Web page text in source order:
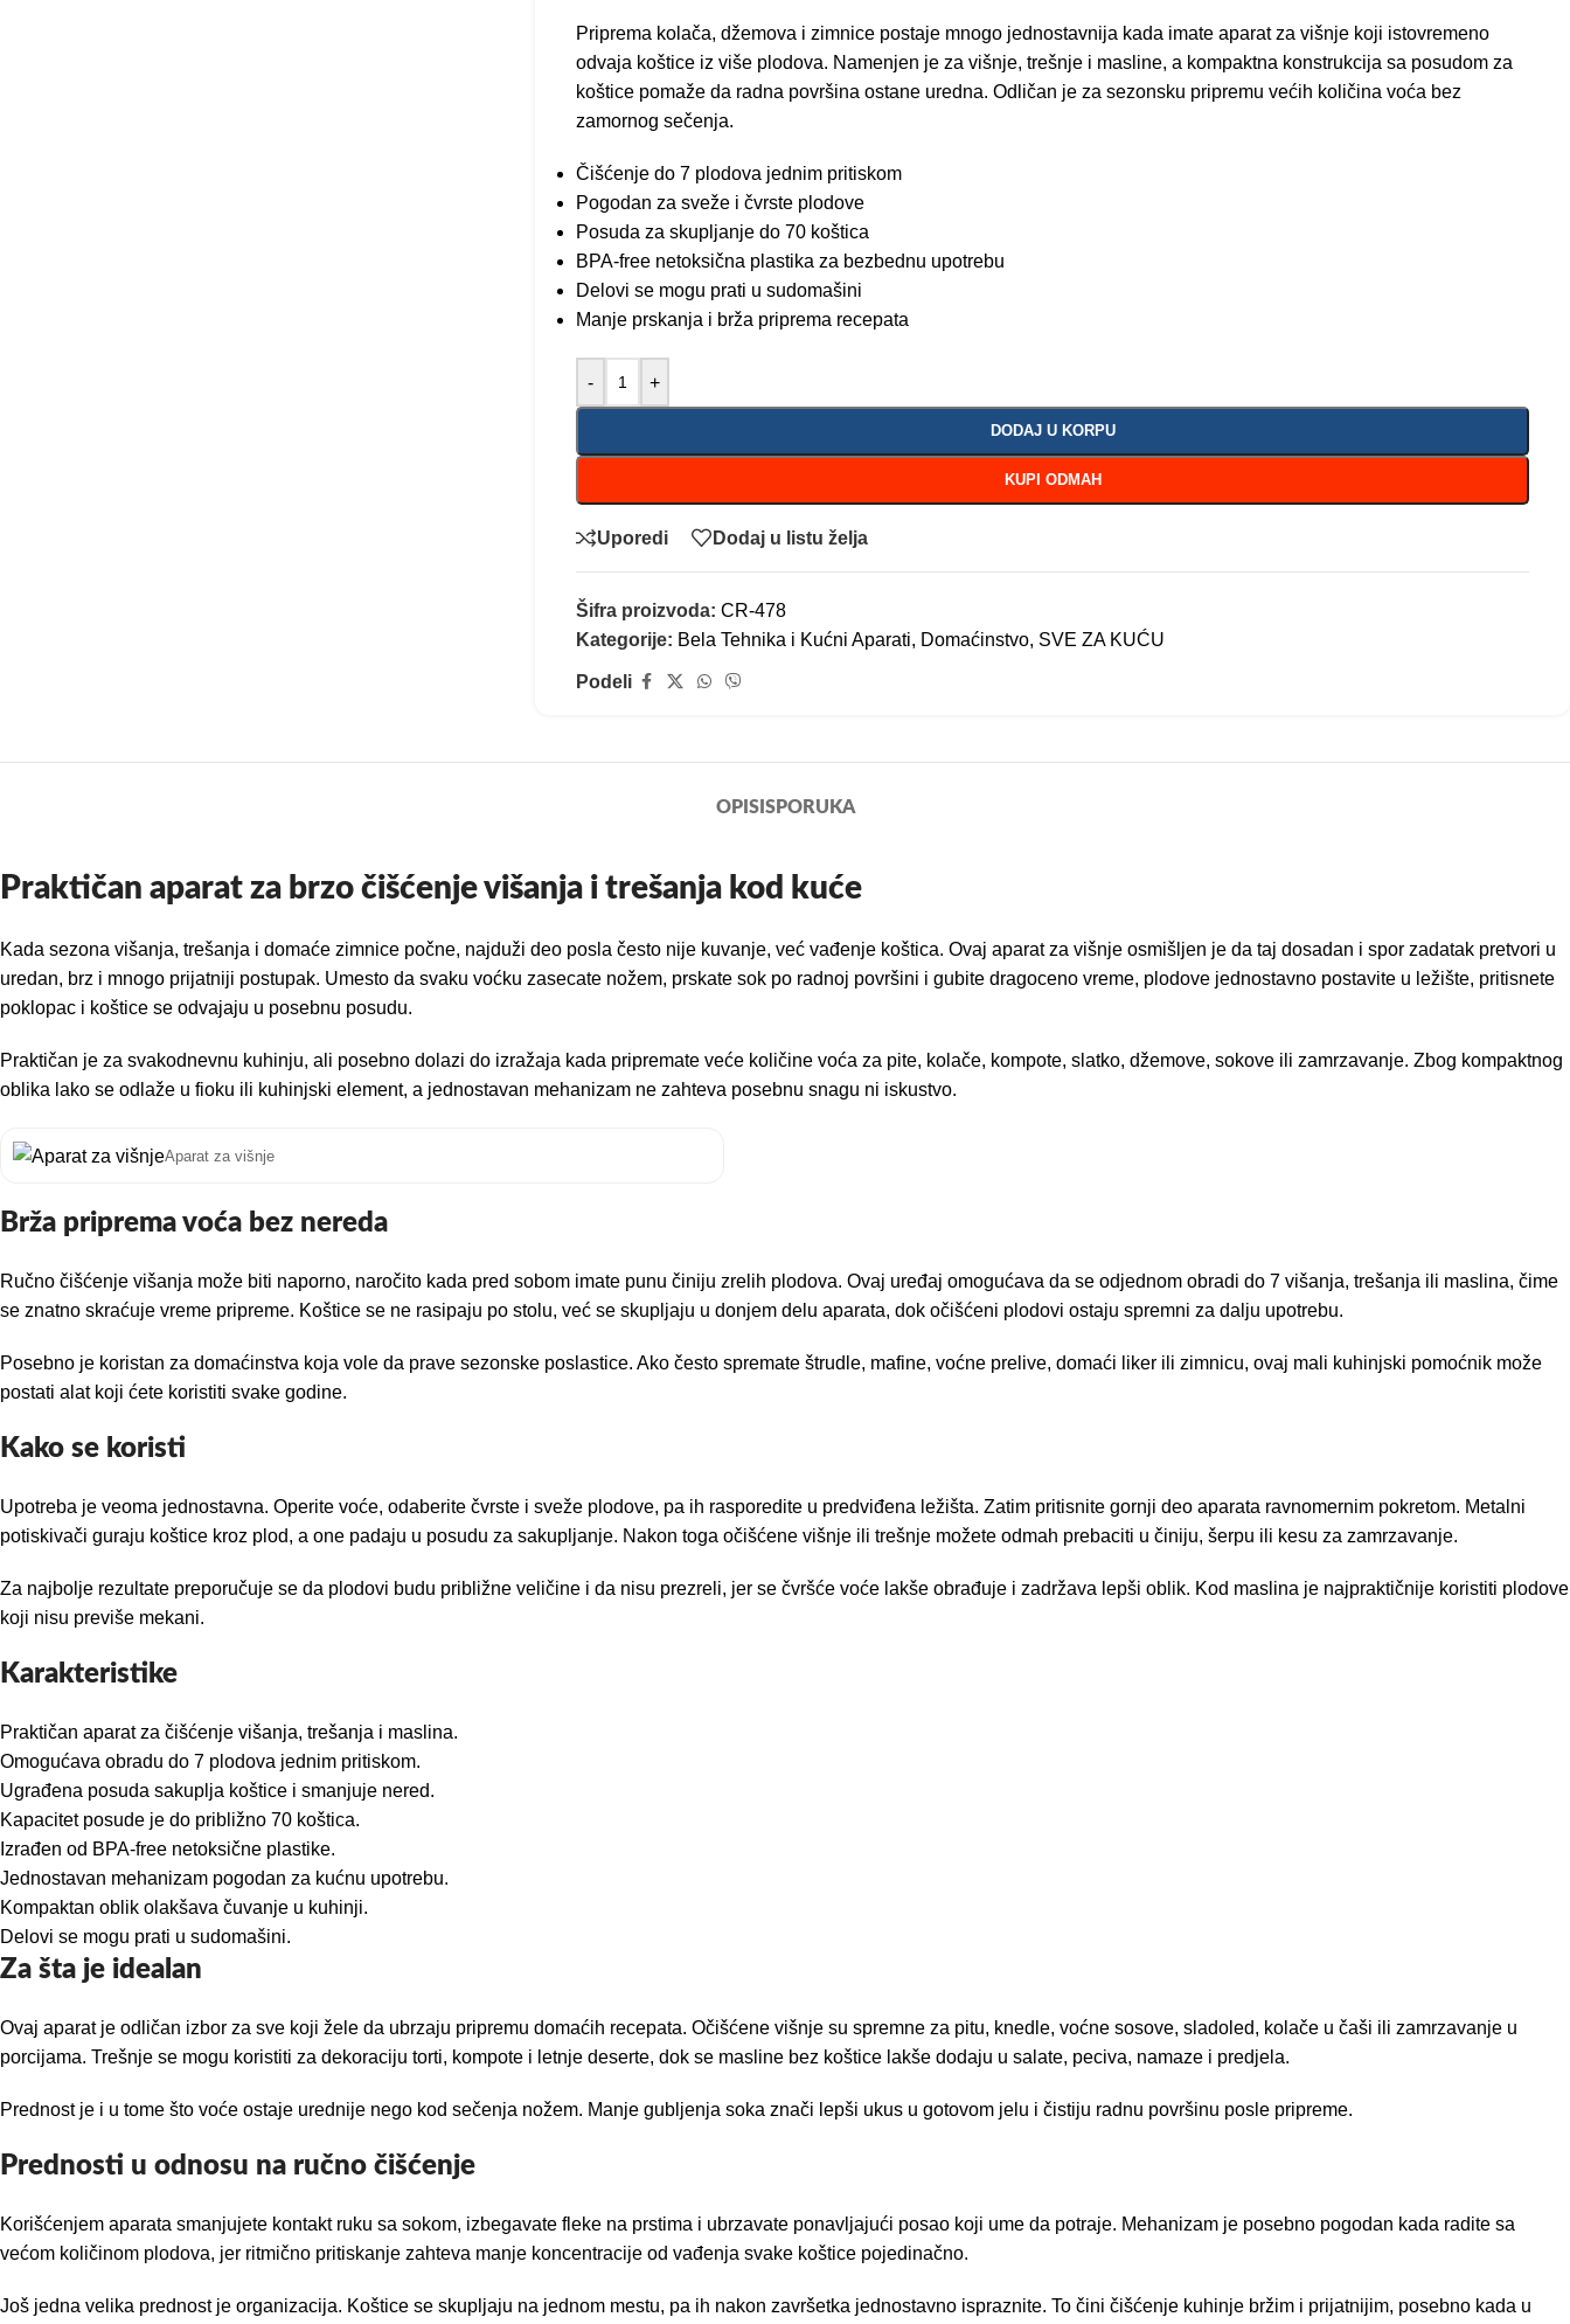
Priprema kolača, džemova i zimnice postaje mnogo jednostavnija kada imate aparat za višnje koji istovremeno
odvaja koštice iz više plodova. Namenjen je za višnje, trešnje i masline, a kompaktna konstrukcija sa posudom za
koštice pomaže da radna površina ostane uredna. Odličan je za sezonsku pripremu većih količina voća bez
zamornog sečenja.
Čišćenje do 7 plodova jednim pritiskom
Pogodan za sveže i čvrste plodove
Posuda za skupljanje do 70 koštica
BPA-free netoksična plastika za bezbednu upotrebu
Delovi se mogu prati u sudomašini
Manje prskanja i brža priprema recepata
- +
DODAJ U KORPU
KUPI ODMAH
Uporedi Dodaj u listu želja
Šifra proizvoda: CR-478
Kategorije: Bela Tehnika i Kućni Aparati, Domaćinstvo, SVE ZA KUĆU
Podeli
OPISISPORUKA
Praktičan aparat za brzo čišćenje višanja i trešanja kod kuće
Kada sezona višanja, trešanja i domaće zimnice počne, najduži deo posla često nije kuvanje, već vađenje koštica. Ovaj aparat za višnje osmišljen je da taj dosadan i spor zadatak pretvori u
uredan, brz i mnogo prijatniji postupak. Umesto da svaku voćku zasecate nožem, prskate sok po radnoj površini i gubite dragoceno vreme, plodove jednostavno postavite u ležište, pritisnete
poklopac i koštice se odvajaju u posebnu posudu.
Praktičan je za svakodnevnu kuhinju, ali posebno dolazi do izražaja kada pripremate veće količine voća za pite, kolače, kompote, slatko, džemove, sokove ili zamrzavanje. Zbog kompaktnog
oblika lako se odlaže u fioku ili kuhinjski element, a jednostavan mehanizam ne zahteva posebnu snagu ni iskustvo.
Aparat za višnje
Brža priprema voća bez nereda
Ručno čišćenje višanja može biti naporno, naročito kada pred sobom imate punu činiju zrelih plodova. Ovaj uređaj omogućava da se odjednom obradi do 7 višanja, trešanja ili maslina, čime
se znatno skraćuje vreme pripreme. Koštice se ne rasipaju po stolu, već se skupljaju u donjem delu aparata, dok očišćeni plodovi ostaju spremni za dalju upotrebu.
Posebno je koristan za domaćinstva koja vole da prave sezonske poslastice. Ako često spremate štrudle, mafine, voćne prelive, domaći liker ili zimnicu, ovaj mali kuhinjski pomoćnik može
postati alat koji ćete koristiti svake godine.
Kako se koristi
Upotreba je veoma jednostavna. Operite voće, odaberite čvrste i sveže plodove, pa ih rasporedite u predviđena ležišta. Zatim pritisnite gornji deo aparata ravnomernim pokretom. Metalni
potiskivači guraju koštice kroz plod, a one padaju u posudu za sakupljanje. Nakon toga očišćene višnje ili trešnje možete odmah prebaciti u činiju, šerpu ili kesu za zamrzavanje.
Za najbolje rezultate preporučuje se da plodovi budu približne veličine i da nisu prezreli, jer se čvršće voće lakše obrađuje i zadržava lepši oblik. Kod maslina je najpraktičnije koristiti plodove
koji nisu previše mekani.
Karakteristike
Praktičan aparat za čišćenje višanja, trešanja i maslina.
Omogućava obradu do 7 plodova jednim pritiskom.
Ugrađena posuda sakuplja koštice i smanjuje nered.
Kapacitet posude je do približno 70 koštica.
Izrađen od BPA-free netoksične plastike.
Jednostavan mehanizam pogodan za kućnu upotrebu.
Kompaktan oblik olakšava čuvanje u kuhinji.
Delovi se mogu prati u sudomašini.
Za šta je idealan
Ovaj aparat je odličan izbor za sve koji žele da ubrzaju pripremu domaćih recepata. Očišćene višnje su spremne za pitu, knedle, voćne sosove, sladoled, kolače u čaši ili zamrzavanje u
porcijama. Trešnje se mogu koristiti za dekoraciju torti, kompote i letnje deserte, dok se masline bez koštice lakše dodaju u salate, peciva, namaze i predjela.
Prednost je i u tome što voće ostaje urednije nego kod sečenja nožem. Manje gubljenja soka znači lepši ukus u gotovom jelu i čistiju radnu površinu posle pripreme.
Prednosti u odnosu na ručno čišćenje
Korišćenjem aparata smanjujete kontakt ruku sa sokom, izbegavate fleke na prstima i ubrzavate ponavljajući posao koji ume da potraje. Mehanizam je posebno pogodan kada radite sa
većom količinom plodova, jer ritmično pritiskanje zahteva manje koncentracije od vađenja svake koštice pojedinačno.
Još jedna velika prednost je organizacija. Koštice se skupljaju na jednom mestu, pa ih nakon završetka jednostavno ispraznite. To čini čišćenje kuhinje bržim i prijatnijim, posebno kada u